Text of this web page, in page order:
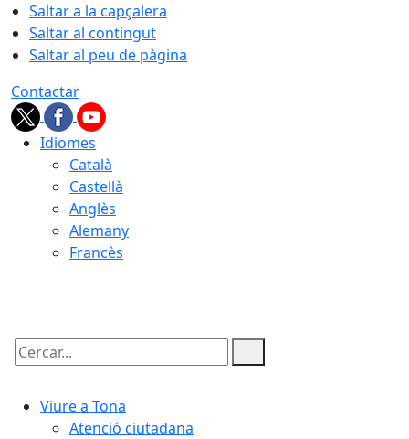
Saltar a la capçalera
Saltar al contingut
Saltar al peu de pàgina
Contactar
Idiomes
Català
Castellà
Anglès
Alemany
Francès
Cercar:
Viure a Tona
Atenció ciutadana